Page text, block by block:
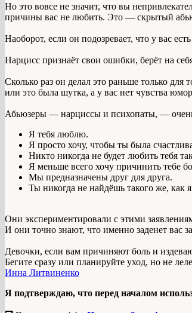
Но это вовсе не значит, что вы
причины вас не любить. Это — скрытый
Наоборот, если он подозревает, что у вас
Нарцисс признаёт свои ошибки, берёт на
Сколько раз он делал это раньше только
или это была шутка, а у вас нет чувства
Абьюзеры — нарциссы и психопаты, — очень
Я тебя люблю.
Я просто хочу, чтобы ты была
Никто никогда не будет любить тебя
Я меньше всего хочу причинить тебе
Мы предназначены друг для друга.
Ты никогда не найдёшь такого же, как я
Они экспериментировали с этими
И они точно знают, что именно заденет вас
Девочки, если вам причиняют боль и
Бегите сразу или планируйте уход, но не
Инна Литвиненко
Я подтверждаю, что перед началом